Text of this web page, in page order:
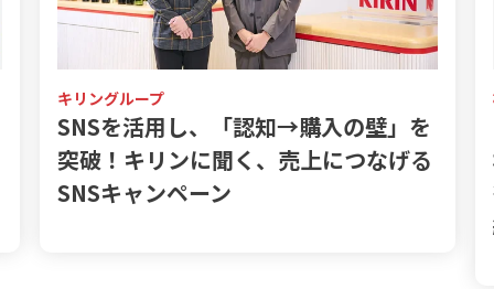
株式会社湖池屋
ファンを創り出すSNS戦略とは？お客
様の声と向き合う湖池屋流の広報PR
術【湖池屋のOWNLY導入事例・前